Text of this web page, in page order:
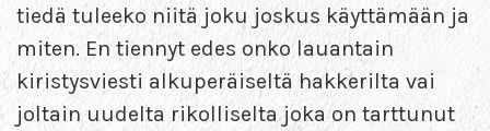
tiedä tuleeko niitä joku joskus käyttämään ja
miten. En tiennyt edes onko lauantain
kiristysviesti alkuperäiseltä hakkerilta vai
joltain uudelta rikolliselta joka on tarttunut